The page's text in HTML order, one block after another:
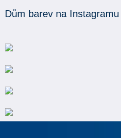
Dům barev na Instagramu